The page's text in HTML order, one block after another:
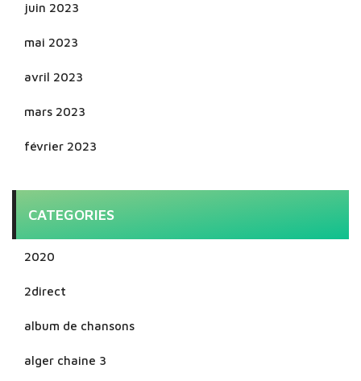
juin 2023
mai 2023
avril 2023
mars 2023
février 2023
CATEGORIES
2020
2direct
album de chansons
alger chaine 3